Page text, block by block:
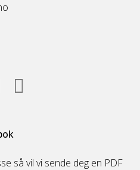
så vil vi sende deg en PDF